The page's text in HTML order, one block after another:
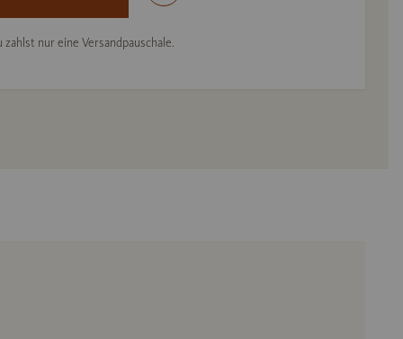
zahlst nur eine Versandpauschale.